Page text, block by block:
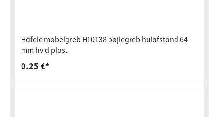
Häfele møbelgreb H10138 bøjlegreb hulafstand 64
mm hvid plast
0.25 €*